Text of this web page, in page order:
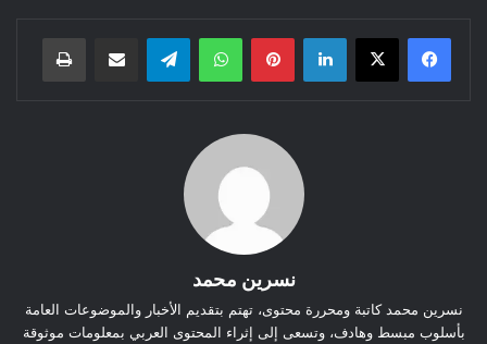
لينكدإن بينتيريست واتساب
نسرين محمد
نسرين محمد كاتبة ومحررة محتوى، تهتم بتقديم الأخبار والموضوعات العامة
بأسلوب مبسط وهادف، وتسعى إلى إثراء المحتوى العربي بمعلومات موثوقة